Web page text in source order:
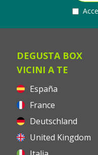
DEGUSTA BOX
VICINI A TE
España
France
Deutschland
United Kingdom